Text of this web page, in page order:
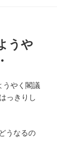
うや
うやく閣議
っきりし
うなるの